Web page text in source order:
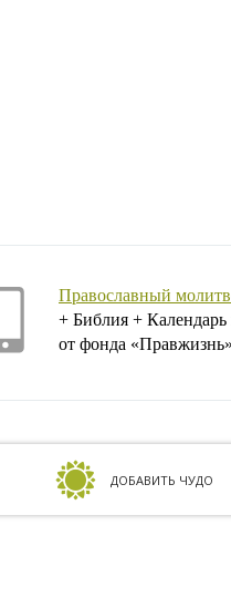
Православный
+ Библия +
от фонда «Правжизнь»
ДОБАВИТЬ ЧУДО